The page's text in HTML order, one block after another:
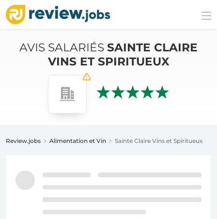
AVIS SALARIÉS SAINTE CLAIRE
VINS ET SPIRITUEUX
Review.jobs Alimentation et Vin Sainte Claire Vins et Spiritueux